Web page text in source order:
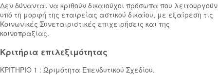
Δεν δύνανται να κριθούν δικαιούχοι πρόσωπα που λειτουργούν
υπό τη μορφή της εταιρείας αστικού δικαίου, με εξαίρεση τις
Κοινωνικές Συνεταιριστικές επιχειρήσεις και της
κοινοπραξίας.
Κριτήρια επιλεξιμότητας
ΚΡΙΤΗΡΙΟ 1 : Ωριμότητα Επενδυτικού Σχεδίου.